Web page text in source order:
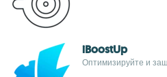
iBoostUp
Оптимизируйте и